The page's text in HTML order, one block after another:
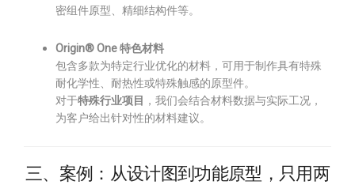
密组件原型、精细结构件等。
Origin® One 特色材料
包含多款为特定行业优化的材料，可用于制作具有特殊
耐化学性、耐热性或特殊触感的原型件。
对于特殊行业项目
，我们会结合材料数据与实际工况，
为客户给出针对性的材料建议。
三、案例：从设计图到功能原型，只用两